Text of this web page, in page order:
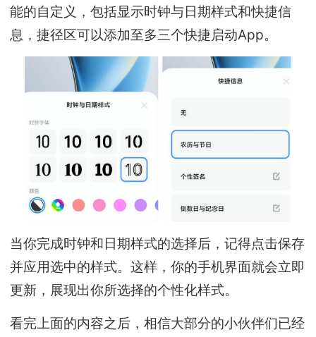
能的自定义，包括显示时钟与日期样式和快捷信
息，捷径区可以添加至多三个快捷启动App。
当你完成时钟和日期样式的选择后，记得点击保存
并应用选中的样式。这样，你的手机界面就会立即
更新，展现出你所选择的个性化样式。
看完上面的内容之后，相信大部分的小伙伴们已经